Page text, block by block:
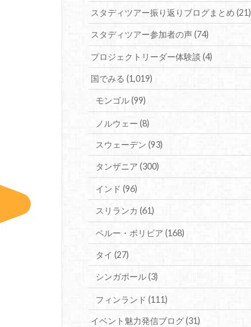
スタディツアー振り返りブログまとめ(21)
スタディツアー参加者の声(74)
プロジェクトリーダー体験談(4)
国でみる(1,019)
モンゴル(99)
ノルウェー (8)
スウェーデン (93)
タンザニア (300)
インド (96)
スリランカ (61)
ペルー・ボリビア (168)
タイ (27)
シンガポール(3)
フィンランド (111)
イベント魅力発信ブログ(31)